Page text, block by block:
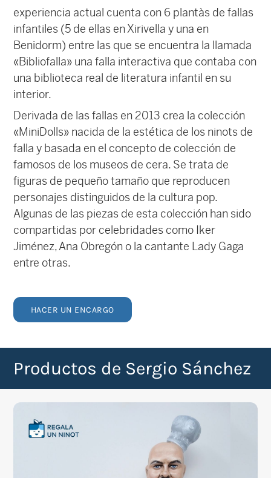
experiencia actual cuenta con 6 plantàs de fallas
infantiles (5 de ellas en Xirivella y una en
Benidorm) entre las que se encuentra la llamada
«Bibliofalla» una falla interactiva que contaba con
una biblioteca real de literatura infantil en su
interior.
Derivada de las fallas en 2013 crea la colección
«MiniDolls» nacida de la estética de los ninots de
falla y basada en el concepto de colección de
famosos de los museos de cera. Se trata de
figuras de pequeño tamaño que reproducen
personajes distinguidos de la cultura pop.
Algunas de las piezas de esta colección han sido
compartidas por celebridades como Iker
Jiménez, Ana Obregón o la cantante Lady Gaga
entre otras.
HACER UN ENCARGO
Productos de Sergio Sánchez